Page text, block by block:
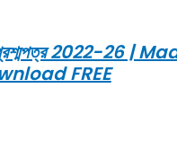
প্রশ্মপত্র 2022-26
FREE